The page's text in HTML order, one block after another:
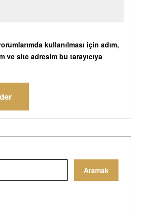
kullanılması için adım,
ve site adresim bu tarayıcıya